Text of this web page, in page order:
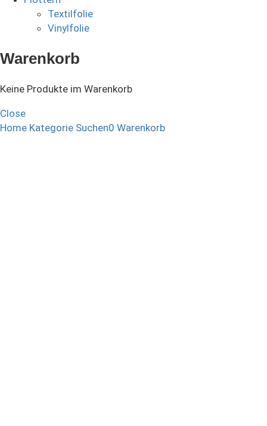
Textilfolie
Vinylfolie
Warenkorb
Keine Produkte im Warenkorb
Close
Home Kategorie Suchen0 Warenkorb